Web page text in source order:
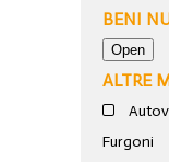
BENI
ALTRE
Furgoni